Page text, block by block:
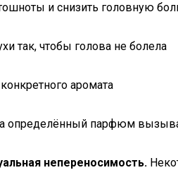
и снизить головную
аромата
определённый парфюм
непереносимость.